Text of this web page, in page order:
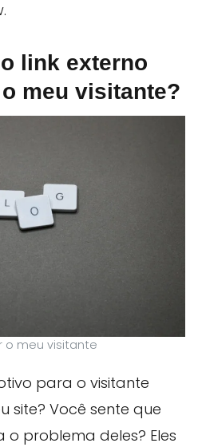
link externo
meu visitante?
o meu visitante
para o visitante
site? Você sente que
problema deles? Eles